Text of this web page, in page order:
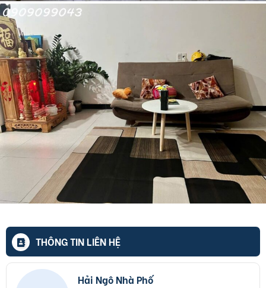
THÔNG TIN LIÊN HỆ
Hải Ngô Nhà Phố